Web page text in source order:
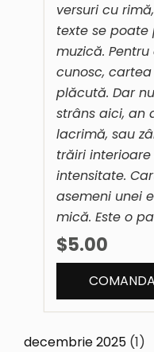
versuri cu
texte se poate
muzică.
cunosc,
plăcută. Dar
strâns aici, an
lacrimă, sau
trăiri
intensitate.
asemeni unei
mică. Este o
$5.00
decembrie 2025 (1)